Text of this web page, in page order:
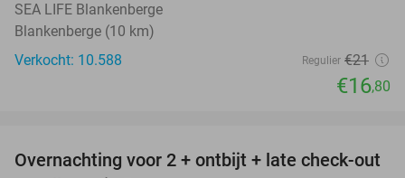
SEA LIFE Blankenberge
Blankenberge (10 km)
Verkocht: 10.588
Regulier €21
€16,80
34%
Overnachting voor 2 + ontbijt + late check-out